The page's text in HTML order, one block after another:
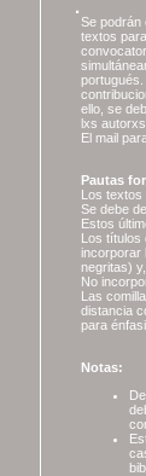
·Se podrán
textos
portugués.
ello, se
lxs
El mail
Pautas
Los textos
Se debe
Estos
Los títulos
incorporar
negritas)
No
Las
distancia
para
Notas: